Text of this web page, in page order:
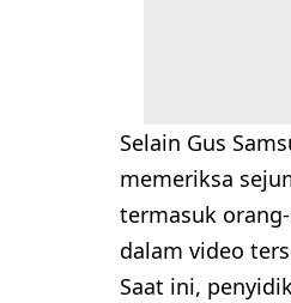
Selain Gus
memeriksa
termasuk
dalam video
Saat ini,